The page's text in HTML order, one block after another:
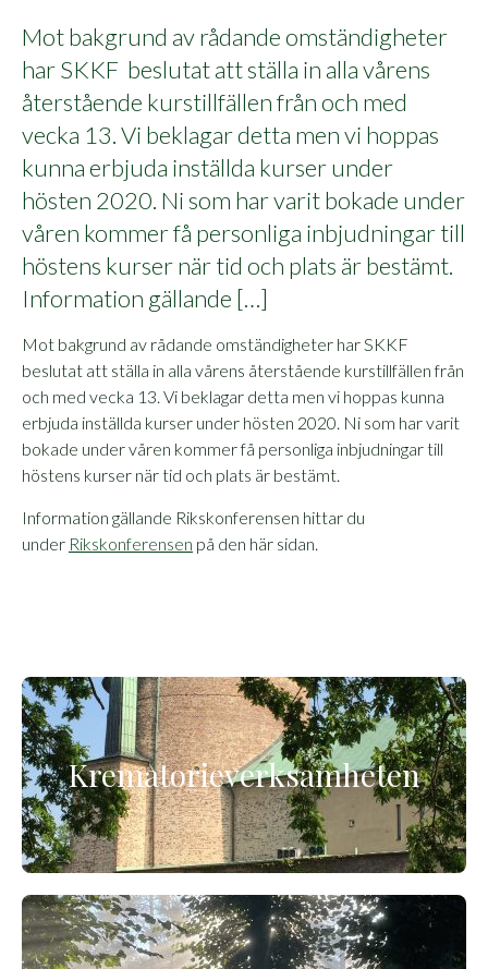
Mot bakgrund av rådande omständigheter
har SKKF beslutat att ställa in alla vårens
återstående kurstillfällen från och med
vecka 13. Vi beklagar detta men vi hoppas
kunna erbjuda inställda kurser under
hösten 2020. Ni som har varit bokade under
våren kommer få personliga inbjudningar till
höstens kurser när tid och plats är bestämt.
Information gällande […]
Mot bakgrund av rådande omständigheter har SKKF
beslutat att ställa in alla vårens återstående kurstillfällen från
och med vecka 13. Vi beklagar detta men vi hoppas kunna
erbjuda inställda kurser under hösten 2020. Ni som har varit
bokade under våren kommer få personliga inbjudningar till
höstens kurser när tid och plats är bestämt.
Information gällande Rikskonferensen hittar du
under Rikskonferensen på den här sidan.
Krematorieverksamheten